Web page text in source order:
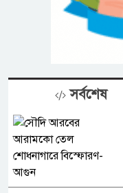
সর্বশেষ